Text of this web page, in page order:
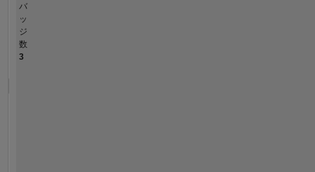
バ
ッ
ジ
数
3